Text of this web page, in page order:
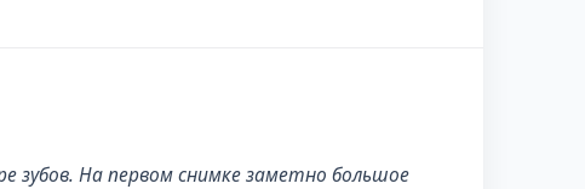
зубов. На первом снимке заметно большое